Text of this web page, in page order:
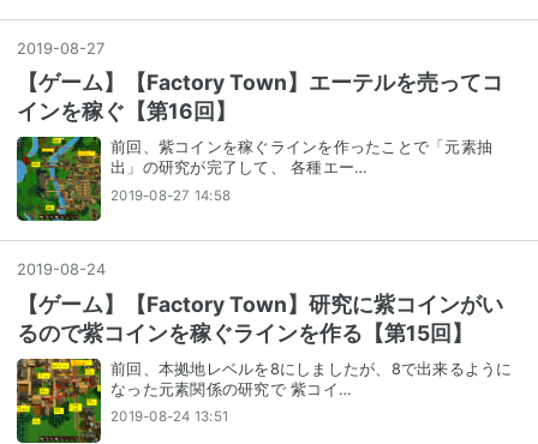
2019-08-27
【ゲーム】【Factory Town】エーテルを売ってコ
インを稼ぐ【第16回】
前回、紫コインを稼ぐラインを作ったことで「元素抽
出」の研究が完了して、 各種エー…
2019-08-27 14:58
2019-08-24
【ゲーム】【Factory Town】研究に紫コインがい
るので紫コインを稼ぐラインを作る【第15回】
前回、本拠地レベルを8にしましたが、8で出来るように
なった元素関係の研究で 紫コイ…
2019-08-24 13:51